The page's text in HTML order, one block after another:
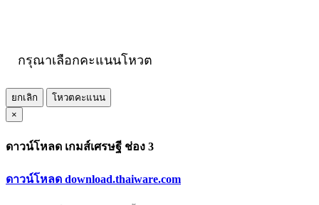
กรุณาเลือกคะแนนโหวต
ยกเลิก
โหวตคะแนน
×
ดาวน์โหลด เกมส์เศรษฐี ช่อง 3
ดาวน์โหลด download.thaiware.com